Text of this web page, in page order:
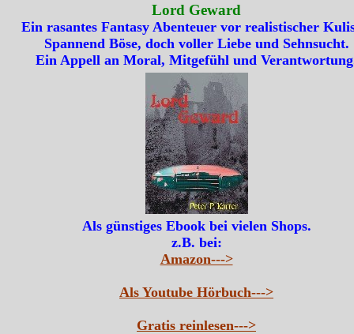
Lord Geward
Ein rasantes Fantasy Abenteuer vor realistischer
Spannend Böse, doch voller Liebe und Sehnsucht.
Ein Appell an Moral, Mitgefühl und
Als günstiges Ebook bei vielen Shops.
z.B. bei:
Amazon--->
Als Youtube Hörbuch--->
Gratis reinlesen--->